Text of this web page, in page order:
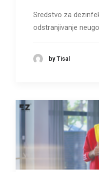
Sredstvo za
odstranjivanje
by Tisal